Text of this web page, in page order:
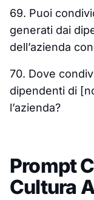
69. Puoi
generati dai
dell’azienda
70. Dove
dipendenti di
l’azienda?
Prompt
Cultura